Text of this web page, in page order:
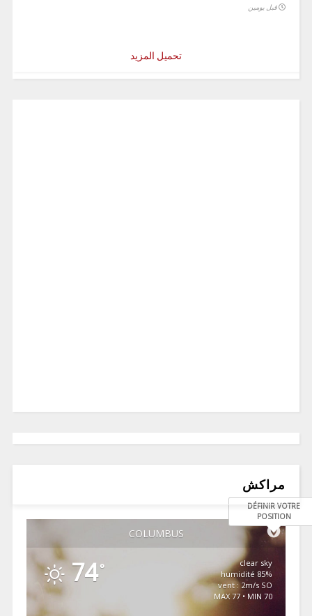
قبل يومين
تحميل المزيد
مراكش
COLUMBUS
DÉFINIR VOTRE
POSITION
74 °
clear sky
85% humidité
vent : 2m/s SO
MAX 77 • MIN 70